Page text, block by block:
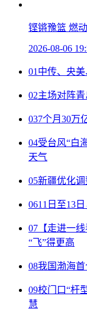
铿锵豫篮 燃
2026-08-06
01 中传、央
02主场对阵
037个月30万
04受台风“白
天气
05新疆优化
0611日至13
07 【走进一
“飞”得更高
08我国渤海
09校门口“杆
慧